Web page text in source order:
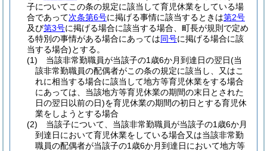
子についてこの条の規定に該当して育児休業をしている場
合であって次条第6号に掲げる事情に該当するときは第2号
及び第3号に掲げる場合に該当する場合、町長が規則で定め
る特別の事情がある場合にあっては同号に掲げる場合に該
当する場合)とする。
(1)
当該非常勤職員が当該子の1歳6か月到達日の翌日(当
該非常勤職員の配偶者がこの条の規定に該当し、又はこ
れに相当する場合に該当して地方等育児休業をする場合
にあっては、当該地方等育児休業の期間の末日とされた
日の翌日以前の日)を育児休業の期間の初日とする育児休
業をしようとする場合
(2)
当該子について、当該非常勤職員が当該子の1歳6か月
到達日において育児休業をしている場合又は当該非常勤
職員の配偶者が当該子の1歳6か月到達日において地方等